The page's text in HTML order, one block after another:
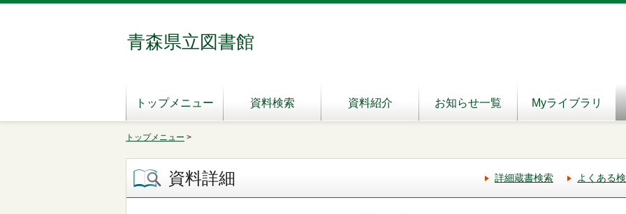
青森県立図書館
トップメニュー 資料検索 資料紹介 お知らせ一覧 Myライブラリ
トップメニュー >
資料詳細 詳細蔵書検索 よくある